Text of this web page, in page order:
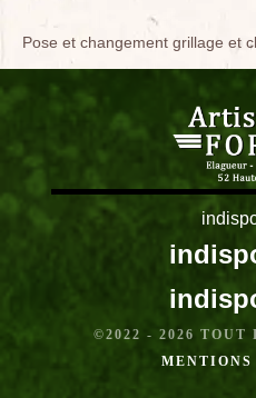
Pose et changement grillage et
©2022 - 2026 TOUT